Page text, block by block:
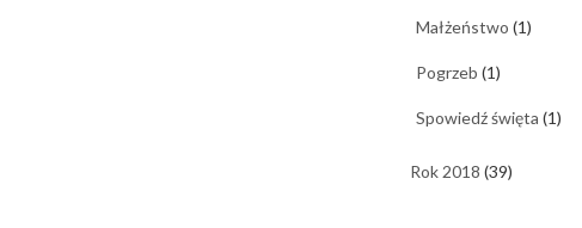
Małżeństwo (1)
Pogrzeb (1)
Spowiedź święta (1)
Rok 2018 (39)